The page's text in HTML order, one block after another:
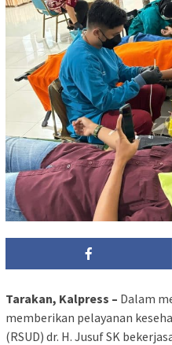
Tarakan, Kalpress – Dalam
memberikan pelayanan
(RSUD) dr. H. Jusuf SK